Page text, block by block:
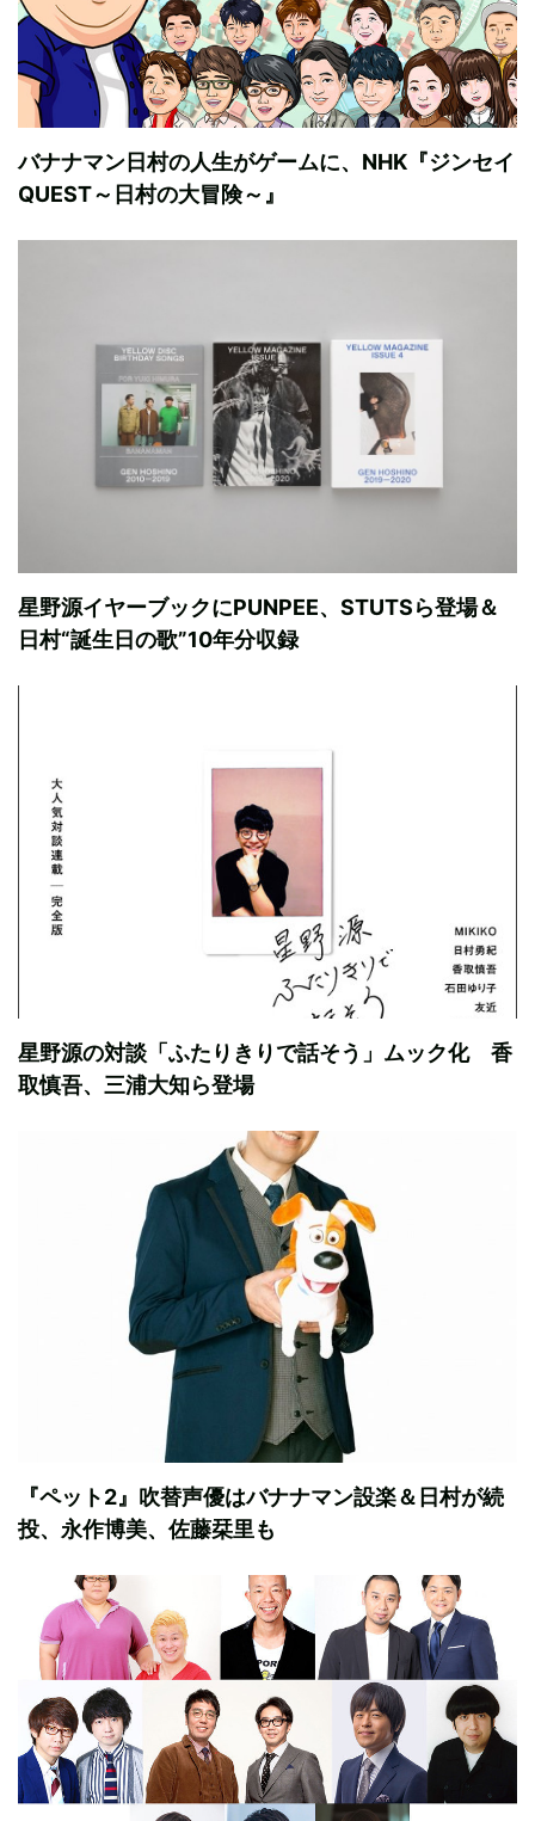
バナナマン日村の人生がゲームに、NHK『ジンセイ
QUEST～日村の大冒険～』
星野源イヤーブックにPUNPEE、STUTSら登場＆
日村“誕生日の歌”10年分収録
星野源の対談「ふたりきりで話そう」ムック化 香
取慎吾、三浦大知ら登場
『ペット2』吹替声優はバナナマン設楽＆日村が続
投、永作博美、佐藤栞里も